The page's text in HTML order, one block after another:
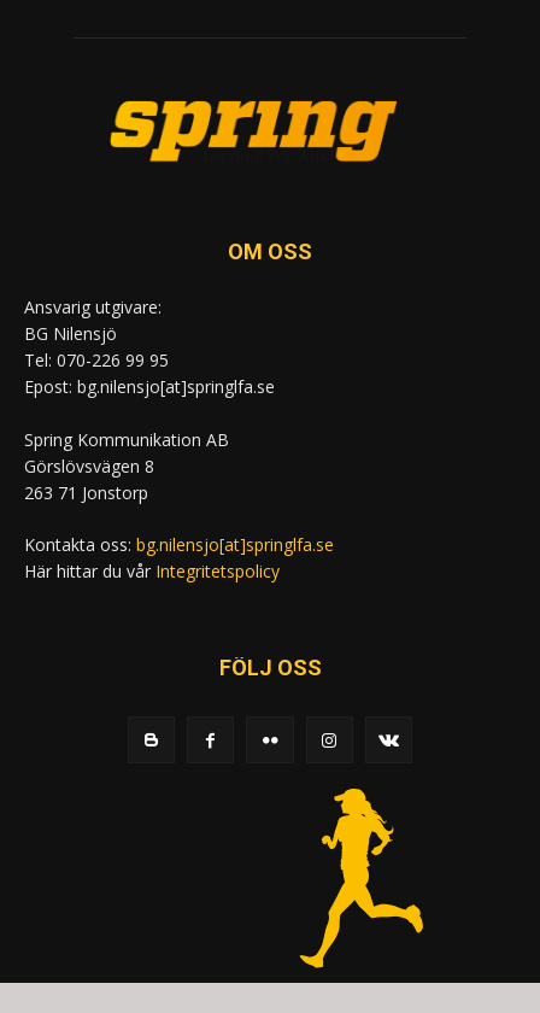
OM OSS
Ansvarig utgivare:
BG Nilensjö
Tel: 070-226 99 95
Epost: bg.nilensjo[at]springlfa.se
Spring Kommunikation AB
Görslövsvägen 8
263 71 Jonstorp
Kontakta oss: bg.nilensjo[at]springlfa.se
Här hittar du vår Integritetspolicy
FÖLJ OSS